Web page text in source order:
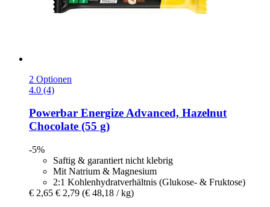
2 Optionen
4.0 (4)
Powerbar Energize Advanced, Hazelnut
Chocolate (55 g)
-5%
Saftig & garantiert nicht klebrig
Mit Natrium & Magnesium
2:1 Kohlenhydratverhältnis (Glukose- & Fruktose)
€ 2,65 € 2,79 (€ 48,18 / kg)